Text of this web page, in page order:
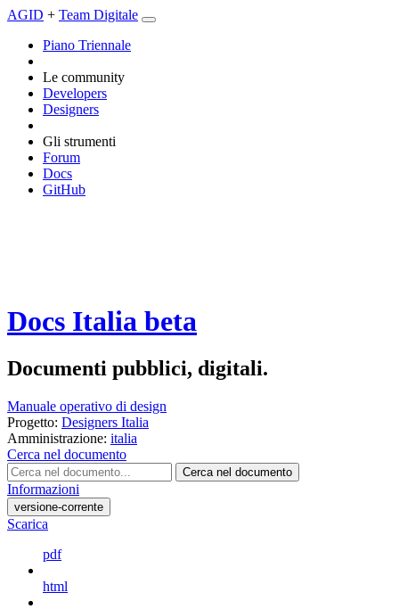
AGID + Team Digitale
Piano Triennale
Le community
Developers
Designers
Gli strumenti
Forum
Docs
GitHub
Docs Italia beta
Documenti pubblici, digitali.
Manuale operativo di design
Progetto: Designers Italia
Amministrazione: italia
Cerca nel documento
Cerca nel documento
Informazioni
versione-corrente
Scarica
pdf
html